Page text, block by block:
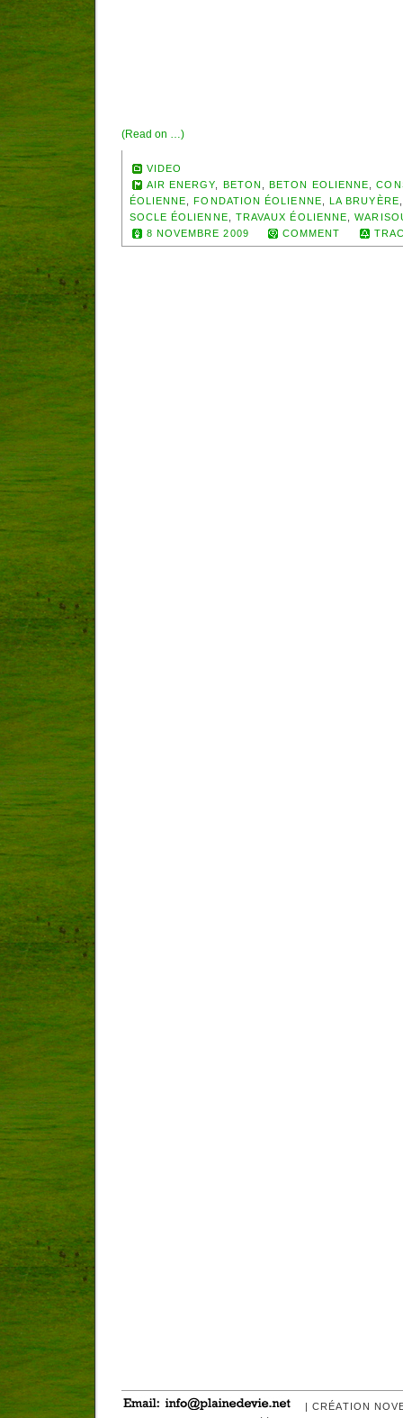
(Read on …)
VIDEO
AIR ENERGY
BETON ,BETON EOLIENNE ,
ÉOLIENNE ,FONDATION ÉOLIENNE LA BRUYÈRE
SOCLE ÉOLIENNE
TRAVAUX ÉOLIENNE ,
8 NOVEMBRE 2009
COMMENT
| CRÉATION